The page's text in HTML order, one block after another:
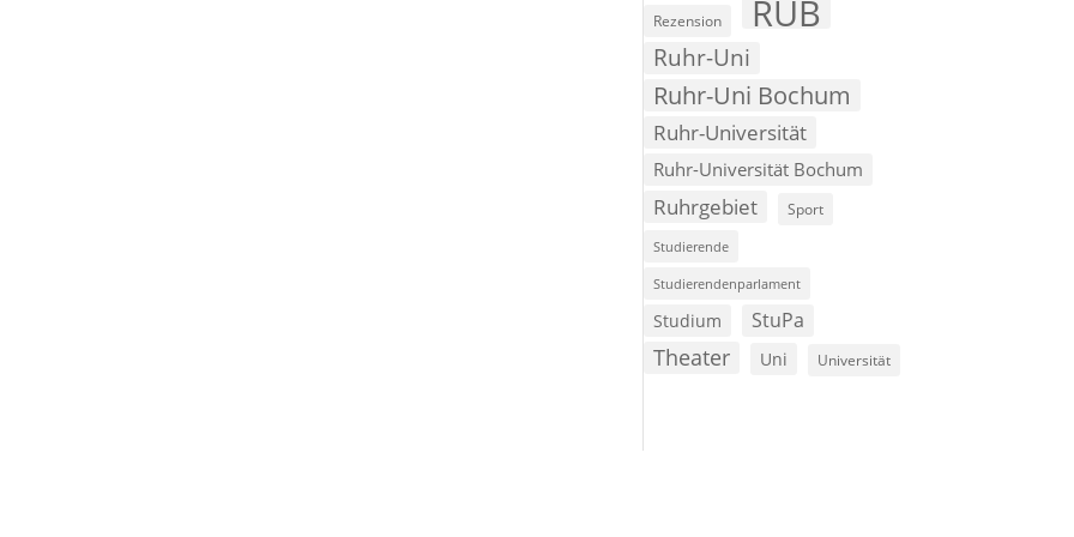
Rezension RUB
Ruhr-Uni
Ruhr-Uni Bochum
Ruhr-Universität
Ruhr-Universität Bochum
Ruhrgebiet Sport
Studierende
Studierendenparlament
Studium StuPa
Theater Uni Universität